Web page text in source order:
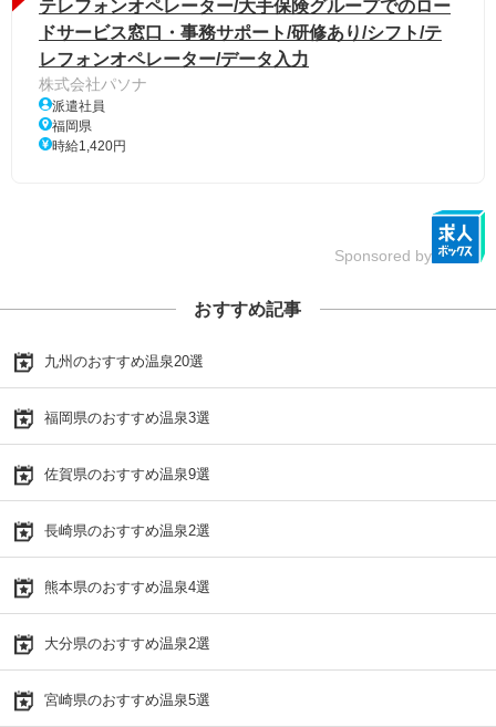
テレフォンオペレーター/大手保険グループでのロー
ドサービス窓口・事務サポート/研修あり/シフト/テ
レフォンオペレーター/データ入力
株式会社パソナ
派遣社員
福岡県
時給1,420円
Sponsored by
おすすめ記事
九州のおすすめ温泉20選
福岡県のおすすめ温泉3選
佐賀県のおすすめ温泉9選
長崎県のおすすめ温泉2選
熊本県のおすすめ温泉4選
大分県のおすすめ温泉2選
宮崎県のおすすめ温泉5選